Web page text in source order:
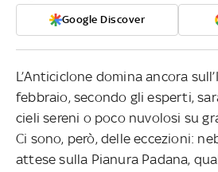
Google Discover
L’Anticiclone domina ancora
febbraio, secondo gli esperti,
cieli sereni o poco nuvolosi su
Ci sono, però, delle eccezioni:
attese sulla Pianura Padana,